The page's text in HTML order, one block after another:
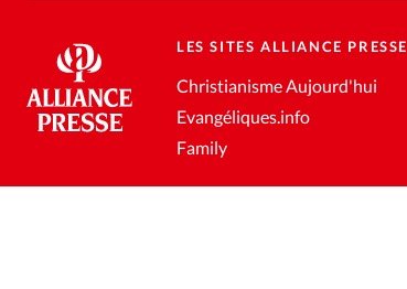
LES SITES ALLIANCE PRESSE
Christianisme Aujourd'hui
Evangéliques.info
Family